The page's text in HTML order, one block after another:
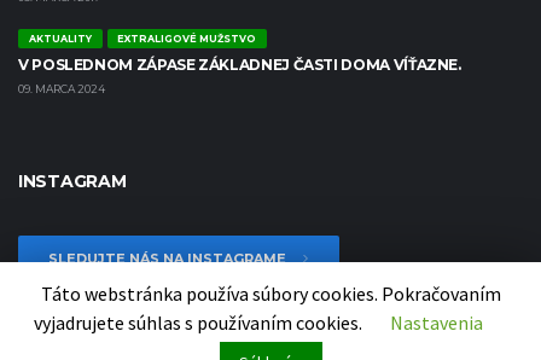
AKTUALITY EXTRALIGOVÉ MUŽSTVO
V POSLEDNOM ZÁPASE ZÁKLADNEJ ČASTI DOMA VÍŤAZNE.
09. MARCA 2024
INSTAGRAM
SLEDUJTE NÁS NA INSTAGRAME
Táto webstránka používa súbory cookies. Pokračovaním
vyjadrujete súhlas s používaním cookies.
Nastavenia